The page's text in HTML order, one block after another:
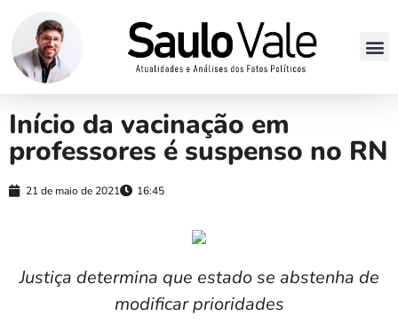
Início da vacinação em
professores é suspenso no RN
21 de maio de 2021 16:45
Justiça determina que estado se abstenha de
modificar prioridades